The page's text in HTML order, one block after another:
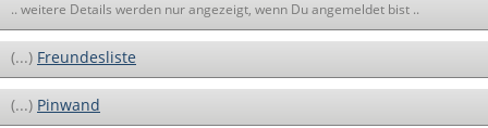
.. weitere Details werden nur angezeigt, wenn Du angemeldet bist ..
(...) Freundesliste
(...) Pinwand